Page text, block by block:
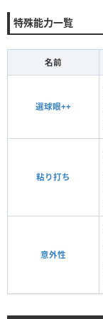
特殊能力一覧
名前
選球眼++
粘り打ち
意外性